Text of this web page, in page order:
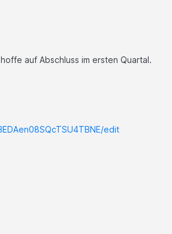
auf Abschluss im ersten Quartal.
edit